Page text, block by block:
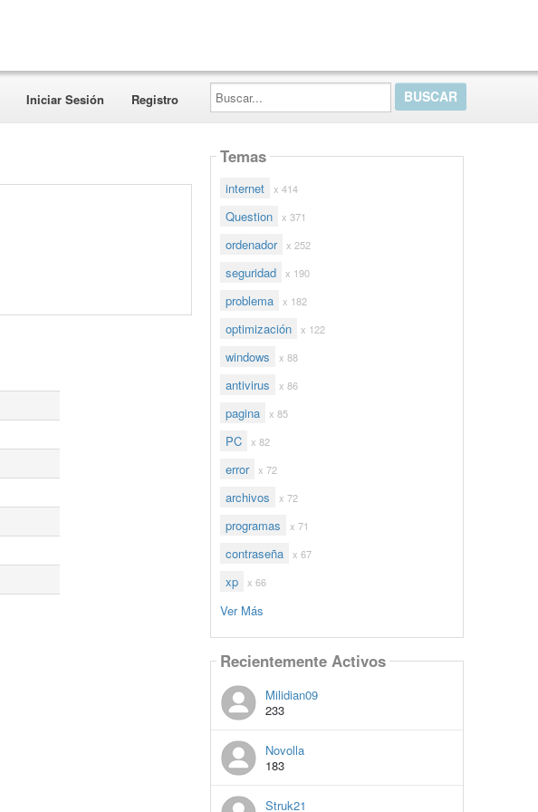
Iniciar Sesión Registro
Buscar...
Temas
internet x 414
Question x 371
ordenador x 252
seguridad x 190
problema x 182
optimización x 122
windows x 88
antivirus x 86
pagina x 85
PC x 82
error x 72
archivos x 72
programas x 71
contraseña x 67
xp x 66
Ver Más
Recientemente Activos
Milidian09
233
Novolla
183
Struk21